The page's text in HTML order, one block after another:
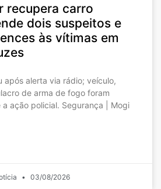
recupera carro
dois suspeitos e
às vítimas em
após alerta via rádio; veículo,
de arma de fogo foram
ação policial. Segurança | Mogi
03/08/2026